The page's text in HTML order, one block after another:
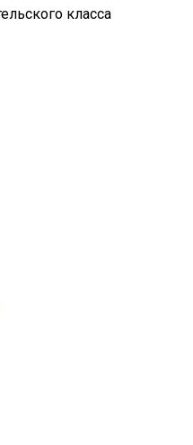
класса